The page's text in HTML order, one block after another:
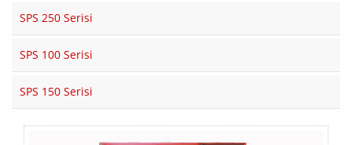
SPS 250 Serisi
SPS 100 Serisi
SPS 150 Serisi